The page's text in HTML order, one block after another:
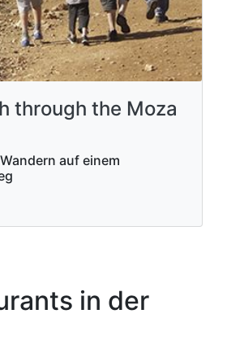
through the Moza
auf einem
in der